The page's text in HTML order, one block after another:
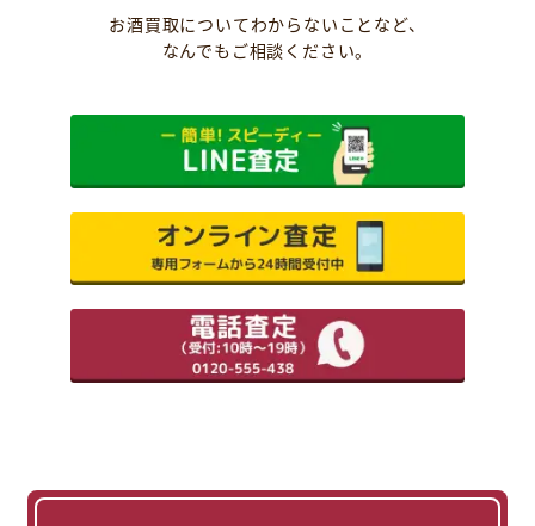
お酒買取についてわからないことなど、
なんでもご相談ください。